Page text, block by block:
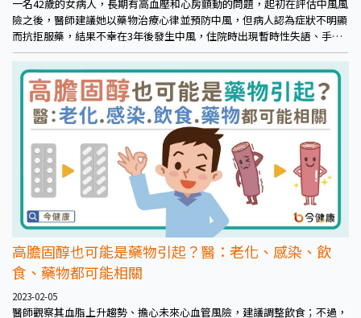
一名42歲的女病人，長期有高血壓和心房顫動的問題，起初在評估中風風
險之後，醫師建議她以藥物治療心律並預防中風，但病人認為症狀不明顯
而抗拒服藥，結果不幸在3年後發生中風，住院時出現暫時性失語、手腳
偏癱等症狀，所幸發現得早，在取栓手術後逐漸康復。國立成功大學醫學
院附設醫院心臟血管科李柏增醫師表示，「這個病人其實算相對幸運，之
前遇過其他不願意服藥的鐵齒病人，中風後錯過黃金治療時間，到院時已
來不及做取栓治療，最後只能帶著半邊癱瘓繼續生活，不只病人痛苦，也
加重家人的照護負擔」。
高膽固醇也可能是藥物引起？醫：老化、感染、飲
食、藥物都可能相關
2023-02-05
醫師觀察其血脂上升趨勢、擔心未來心血管風險，建議調整飲食；不過，